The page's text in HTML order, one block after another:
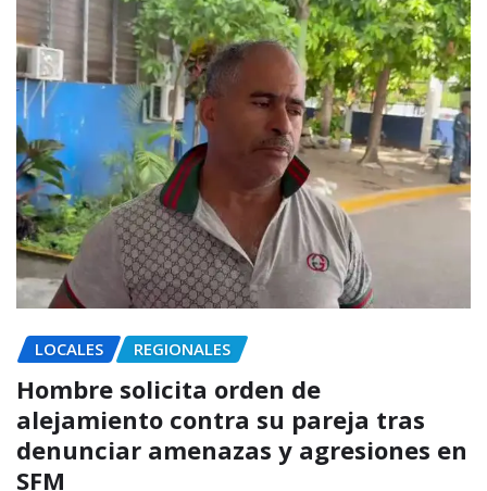
LOCALES REGIONALES
Hombre solicita orden de
alejamiento contra su pareja tras
denunciar amenazas y agresiones en
SFM